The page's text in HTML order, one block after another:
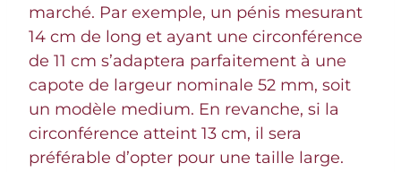
marché. Par exemple, un pénis mesurant
14 cm de long et ayant une circonférence
de 11 cm s’adaptera parfaitement à une
capote de largeur nominale 52 mm, soit
un modèle medium. En revanche, si la
circonférence atteint 13 cm, il sera
préférable d’opter pour une taille large.